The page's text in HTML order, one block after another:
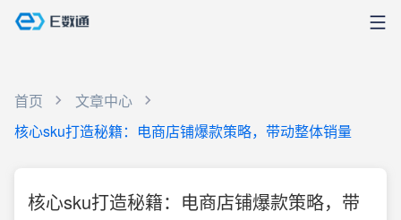
首页
文章中心
核心sku打造秘籍：电商店铺爆款策略，带动整体销量
核心sku打造秘籍：电商店铺爆款策略，带